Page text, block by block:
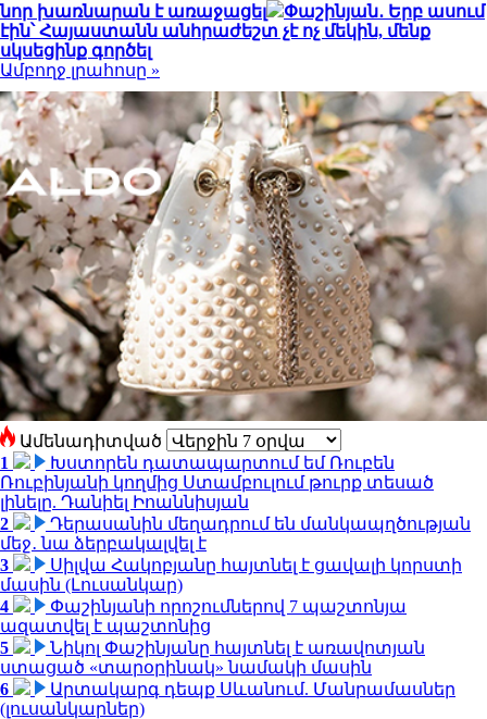
նոր խառնարան է առաջացել
Փաշինյան․ Երբ ասում
էին՝ Հայաստանն անհրաժեշտ չէ ոչ մեկին, մենք
սկսեցինք գործել
Ամբողջ լրահոսը »
Ամենադիտված
1
Խստորեն դատապարտում եմ Ռուբեն
Ռուբինյանի կողմից Ստամբուլում թուրք տեսած
լինելը. Դանիել Իոաննիսյան
2
Դերասանին մեղադրում են մանկապղծության
մեջ․ նա ձերբակալվել է
3
Սիլվա Հակոբյանը հայտնել է ցավալի կորստի
մասին (Լուսանկար)
4
Փաշինյանի որոշումներով 7 պաշտոնյա
ազատվել է պաշտոնից
5
Նիկոլ Փաշինյանը հայտնել է առավոտյան
ստացած «տարօրինակ» նամակի մասին
6
Արտակարգ դեպք Սևանում. Մանրամասներ
(լուսանկարներ)